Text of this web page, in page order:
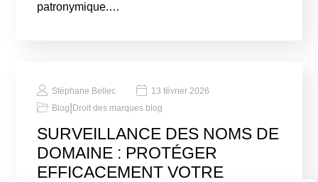
patronymique.…
Stéphane Bellec
13 février 2026
Blog Droit des marques blog
SURVEILLANCE DES NOMS DE
DOMAINE : PROTÉGER
EFFICACEMENT VOTRE